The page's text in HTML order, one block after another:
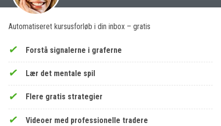
Automatiseret kursusforløb i din inbox – gratis
Forstå signalerne i graferne
Lær det mentale spil
Flere gratis strategier
Videoer med professionelle tradere